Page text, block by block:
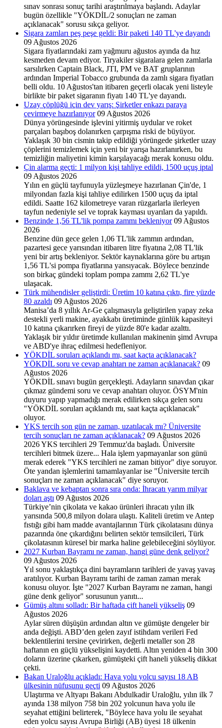
sınav sonrası sonuç tarihi araştırılmaya başlandı. Adaylar
bugün özellikle "YÖKDİL/2 sonuçları ne zaman
açıklanacak" sorusu sıkça geliyor.
Sigara zamları peş peşe geldi: Bir paketi 140 TL'ye dayandı
09 Ağustos 2026
Sigara fiyatlarındaki zam yağmuru ağustos ayında da hız
kesmeden devam ediyor. Tiryakiler sigaralara gelen zamlarla
sarsılırken Captain Black, JTI, PM ve BAT gruplarının
ardından Imperial Tobacco grubunda da zamlı sigara fiyatları
belli oldu. 10 Ağustos'tan itibaren geçerli olacak yeni listeyle
birlikte bir paket sigaranın fiyatı 140 TL'ye dayandı.
Uzay çöplüğü için dev yarış: Şirketler enkazı paraya
çevirmeye hazırlanıyor 09 Ağustos 2026
Dünya yörüngesinde işlevini yitirmiş uydular ve roket
parçaları başıboş dolanırken çarpışma riski de büyüyor.
Yaklaşık 30 bin cismin takip edildiği yörüngede şirketler uzay
çöplerini temizlemek için yeni bir yarışa hazırlanırken, bu
temizliğin maliyetini kimin karşılayacağı merak konusu oldu.
Çin alarma geçti: 1 milyon kişi tahliye edildi, 1500 uçuş iptal
09 Ağustos 2026
Yılın en güçlü tayfunuyla yüzleşmeye hazırlanan Çin'de, 1
milyondan fazla kişi tahliye edilirken 1500 uçuş da iptal
edildi. Saatte 162 kilometreye varan rüzgarlarla ilerleyen
tayfun nedeniyle sel ve toprak kayması uyarıları da yapıldı.
Benzinde 1,56 TL'lik pompa zammı bekleniyor 09 Ağustos
2026
Benzine dün gece gelen 1,06 TL'lik zammın ardından,
pazartesi gece yarısından itibaren litre fiyatına 2,08 TL'lik
yeni bir artış bekleniyor. Sektör kaynaklarına göre bu artışın
1,56 TL'si pompa fiyatlarına yansıyacak. Böylece benzinde
son birkaç gündeki toplam pompa zammı 2,62 TL'ye
ulaşacak.
Türk mühendisler geliştirdi: Üretim 10 katına çıktı, fire yüzde
80 azaldı 09 Ağustos 2026
Manisa’da 8 yıllık Ar-Ge çalışmasıyla geliştirilen yapay zeka
destekli yerli makine, ayakkabı üretiminde günlük kapasiteyi
10 katına çıkarırken fireyi de yüzde 80'e kadar azalttı.
Yaklaşık bir yıldır üretimde kullanılan makinenin şimd Avrupa
ve ABD'ye ihraç edilmesi hedefleniyor.
YÖKDİL soruları açıklandı mı, saat kaçta açıklanacak?
YÖKDİL soru ve cevap anahtarı ne zaman açıklanacak? 09
Ağustos 2026
YÖKDİL sınavı bugün gerçekleşti. Adayların sınavdan çıkar
çıkmaz gündemi soru ve cevap anahtarı oluyor. ÖSYM'nin
duyuru yapıp yapmadığı merak edilirken sıkça gelen soru
"YÖKDİL soruları açıklandı mı, saat kaçta açıklanacak"
oluyor.
YKS tercih son gün ne zaman, uzatılacak mı? Üniversite
tercih sonuçları ne zaman açıklanacak? 09 Ağustos 2026
2026 YKS tercihleri 29 Temmuz'da başladı. Üniversite
tercihleri bitmek üzere... Hala işlem yapmayanlar son günü
merak ederek "YKS tercihleri ne zaman bitiyor" diye soruyor.
Öte yandan işlemlerini tamamlayanlar ise "Üniversite tercih
sonuçları ne zaman açıklanacak" diye soruyor.
Baklava ve kebaptan sonra sıra onda: İhracatı yarım milyar
doları aştı 09 Ağustos 2026
Türkiye’nin çikolata ve kakao ürünleri ihracatı yılın ilk
yarısında 500,8 milyon dolara ulaştı. Kaliteli üretim ve Antep
fıstığı gibi ham madde avantajlarının Türk çikolatasını dünya
pazarında öne çıkardığını belirten sektör temsilcileri, Türk
çikolatasının küresel bir marka haline gelebileceğini söylüyor.
2027 Kurban Bayramı ne zaman, hangi güne denk geliyor?
09 Ağustos 2026
Yıl sonu yaklaştıkça dini bayramların tarihleri de yavaş yavaş
aratılıyor. Kurban Bayramı tarihi de zaman zaman merak
konusu oluyor. İşte "2027 Kurban Bayramı ne zaman, hangi
güne denk geliyor" sorusunun yanıtı...
Gümüş altını solladı: Bir haftada çift haneli yükseliş 09
Ağustos 2026
Aylar süren düşüşün ardından altın ve gümüşte dengeler bir
anda değişti. ABD’den gelen zayıf istihdam verileri Fed
beklentilerini tersine çevirirken, değerli metaller son 28
haftanın en güçlü yükselişini kaydetti. Altın yeniden 4 bin 300
doların üzerine çıkarken, gümüşteki çift haneli yükseliş dikkat
çekti.
Bakan Uraloğlu açıkladı: Hava yolu yolcu sayısı 18 AB
ülkesinin nüfusunu geçti 09 Ağustos 2026
Ulaştırma ve Altyapı Bakanı Abdulkadir Uraloğlu, yılın ilk 7
ayında 138 milyon 758 bin 202 yolcunun hava yolu ile
seyahat ettiğini belirterek, "Böylece hava yolu ile seyahat
eden yolcu sayısı Avrupa Birliği (AB) üyesi 18 ülkenin